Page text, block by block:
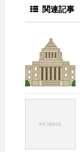
関連記事